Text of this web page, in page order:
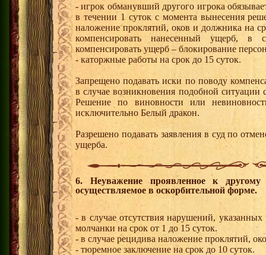
- игрок обманувший другого игрока
в течении 1 суток с момента вынесения
наложение проклятий, оков и должника на
компенсировать нанесенный ущерб,
компенсировать ущерб – блокирование
- каторжные работы на срок до 15 суток.
Запрещено подавать иски по поводу
в случае возникновения подобной ситуации
Решение по виновности или
исключительно Белый дракон.
Разрешено подавать заявления в суд по
ущерба.
6. Неуважение проявленное к другому
осуществляемое в оскорбительной форме.
- в случае отсутствия нарушений,
молчанки на срок от 1 до 15 суток.
- в случае рецидива наложение проклятий,
- тюремное заключение на срок до 10 суток.